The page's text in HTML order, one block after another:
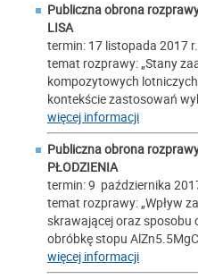
Publiczna obrona
LISA
termin: 17 listopada 2017
temat rozprawy: „Stany
kompozytowych
kontekście zastosowań
więcej informacji
Publiczna obrona
PŁODZIENIA
termin: 9 października
temat rozprawy: „Wpływ
skrawającej oraz sposobu
obróbkę stopu
więcej informacji